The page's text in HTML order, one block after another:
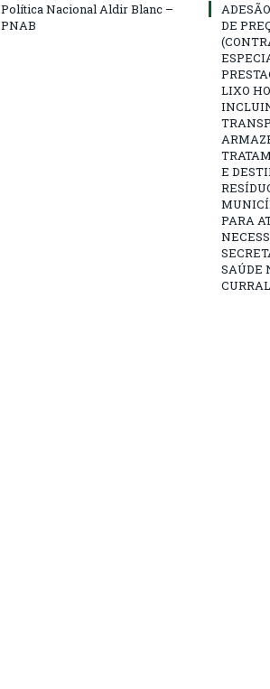
Política Nacional Aldir Blanc –
PNAB
DE
LIXO
E
PARA
SAÚDE